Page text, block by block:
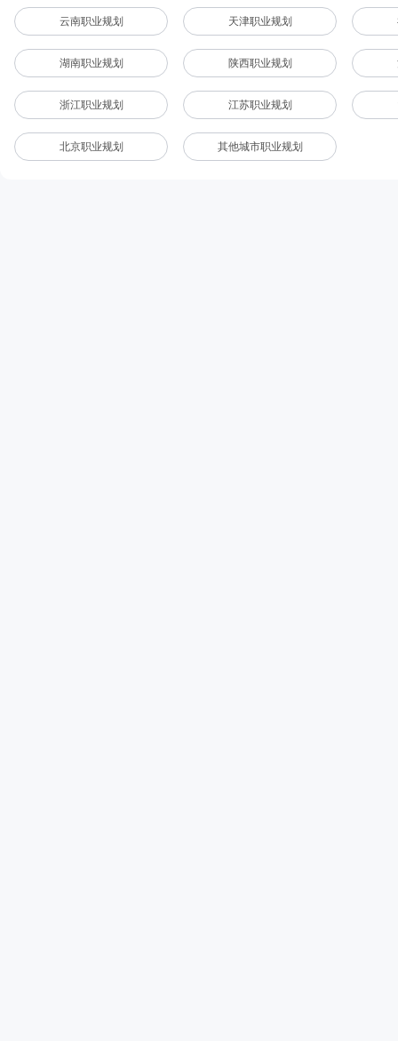
云南职业规划 天津职业规划
湖南职业规划 陕西职业规划
浙江职业规划 江苏职业规划
北京职业规划 其他城市职业规划